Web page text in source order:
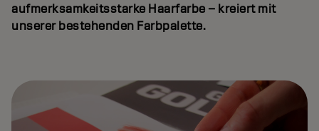
aufmerksamkeitsstarke Haarfarbe – kreiert mit
unserer bestehenden Farbpalette.